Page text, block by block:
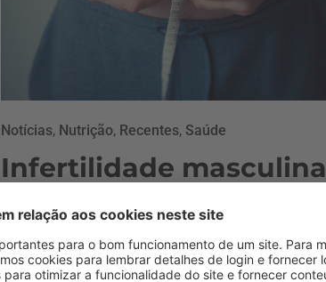
Notícias, Nutrição, Recentes, Saúde
Infertilidade masculina
rica em gordura na
infância